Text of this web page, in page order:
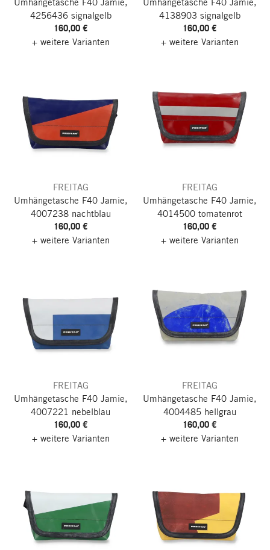
4256436 signalgelb
160,00 €
+ weitere Varianten
4138903 signalgelb
160,00 €
+ weitere Varianten
FREITAG
Umhängetasche F40 Jamie,
4007238 nachtblau
160,00 €
+ weitere Varianten
FREITAG
Umhängetasche F40 Jamie,
4014500 tomatenrot
160,00 €
+ weitere Varianten
FREITAG
Umhängetasche F40 Jamie,
4007221 nebelblau
160,00 €
+ weitere Varianten
FREITAG
Umhängetasche F40 Jamie,
4004485 hellgrau
160,00 €
+ weitere Varianten